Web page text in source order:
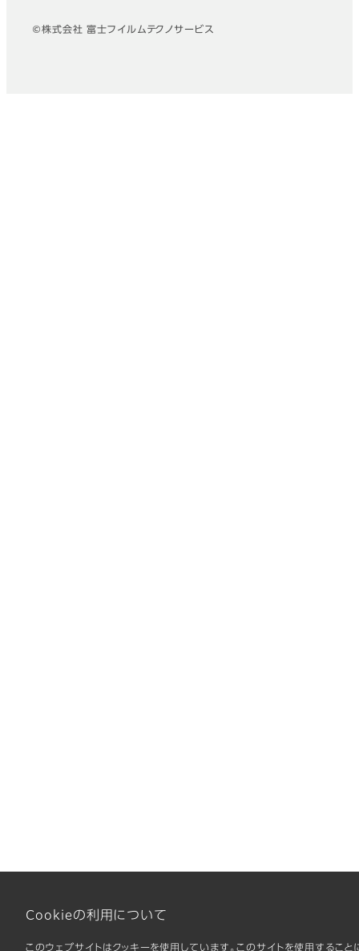
Cookieの利用について
このウェブサイトはクッキーを使用しています。このサイトを使用すること
©株式会社 富士フイルムテクノサービス